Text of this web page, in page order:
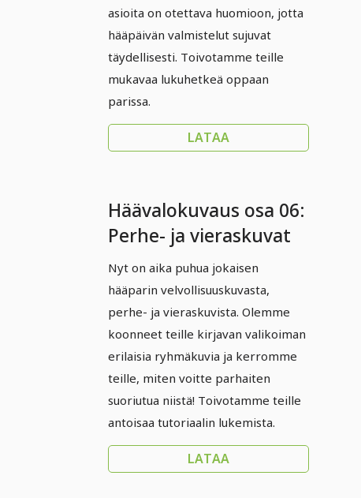
asioita on otettava huomioon, jotta
hääpäivän valmistelut sujuvat
täydellisesti. Toivotamme teille
mukavaa lukuhetkeä oppaan
parissa.
LATAA
Häävalokuvaus osa 06:
Perhe- ja vieraskuvat
Nyt on aika puhua jokaisen
hääparin velvollisuuskuvasta,
perhe- ja vieraskuvista. Olemme
koonneet teille kirjavan valikoiman
erilaisia ryhmäkuvia ja kerromme
teille, miten voitte parhaiten
suoriutua niistä! Toivotamme teille
antoisaa tutoriaalin lukemista.
LATAA